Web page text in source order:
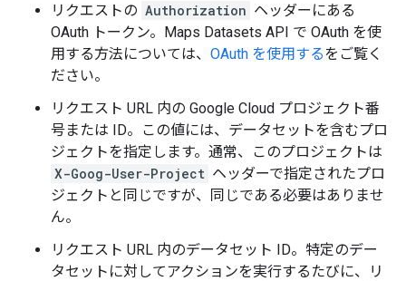
リクエストの Authorization ヘッダーにある
OAuth トークン。Maps Datasets API で OAuth を使
用する方法については、 OAuth を使用するをご覧く
ださい。
リクエスト URL 内の Google Cloud プロジェクト番
号または ID。この値には、データセットを含むプロ
ジェクトを指定します。通常、このプロジェクトは
X-Goog-User-Project ヘッダーで指定されたプロ
ジェクトと同じですが、同じである必要はありませ
ん。
リクエスト URL 内のデータセット ID。特定のデー
タセットに対してアクションを実行するたびに、リ